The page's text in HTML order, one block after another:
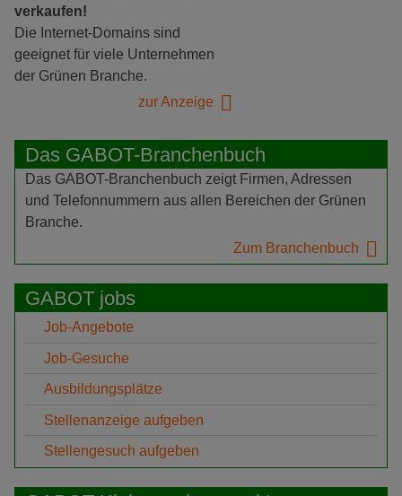
verkaufen!
Die Internet-Domains sind
geeignet für viele Unternehmen
der Grünen Branche.
zur Anzeige
Das GABOT-Branchenbuch
Das GABOT-Branchenbuch zeigt Firmen, Adressen
und Telefonnummern aus allen Bereichen der Grünen
Branche.
Zum Branchenbuch
GABOT jobs
Job-Angebote
Job-Gesuche
Ausbildungsplätze
Stellenanzeige aufgeben
Stellengesuch aufgeben